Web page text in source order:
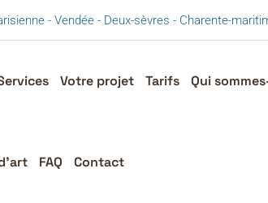
- Vendée - Deux-sèvres - Charente-
Votre projet Tarifs Qui
FAQ Contact